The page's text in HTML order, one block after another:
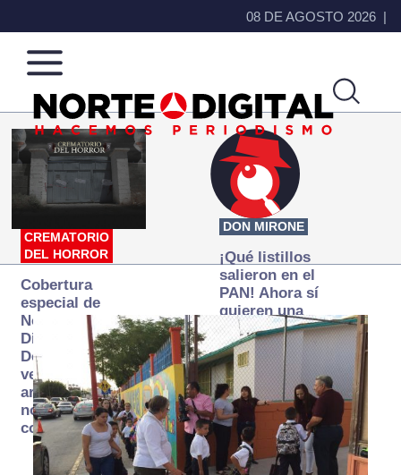
08 DE AGOSTO 2026
Norte
de
Ciudad
Más
que
noticias,
hacemos periodismo
CREMATORIO
DEL HORROR
Cobertura
especial de
Norte
Digital:
Donde la
verdad
arde… pero
no se
consume
DON MIRONE
¡Qué listillos
salieron en el
PAN! Ahora sí
quieren una
Fiscalía
autónoma… y
transexenal